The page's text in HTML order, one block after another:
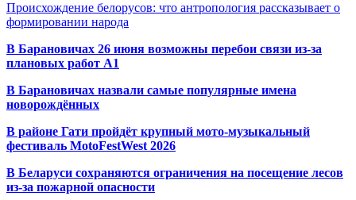
Происхождение белорусов: что антропология рассказывает о
формировании народа
В Барановичах 26 июня возможны перебои связи из-за
плановых работ A1
В Барановичах назвали самые популярные имена
новорождённых
В районе Гати пройдёт крупный мото-музыкальный
фестиваль MotoFestWest 2026
В Беларуси сохраняются ограничения на посещение лесов
из-за пожарной опасности